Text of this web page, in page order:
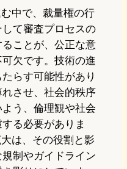
中で、裁量権の行
て審査プロセスの
ことが、公正な意
欠です。技術の進
らす可能性があり
させ、社会的秩序
う、倫理観や社会
る必要がありま
は、その役割と影
制やガイドライン